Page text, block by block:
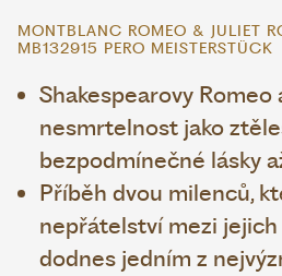
MONTBLANC ROMEO & JULIET
MB132915 PERO MEISTERSTÜCK
Shakespearovy Romeo
nesmrtelnost jako
bezpodmínečné lásky
Příběh dvou milenců,
nepřátelství mezi jejich
dodnes jedním z